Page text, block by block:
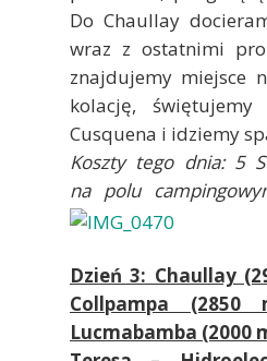
Do Chaullay
wraz z ostatnimi
znajdujemy miejsce
kolację, świętujemy
Cusquena i idziemy
Koszty tego dnia: 5
na polu
Dzień 3: Chaullay
Collpampa
Lucmabamba (2000